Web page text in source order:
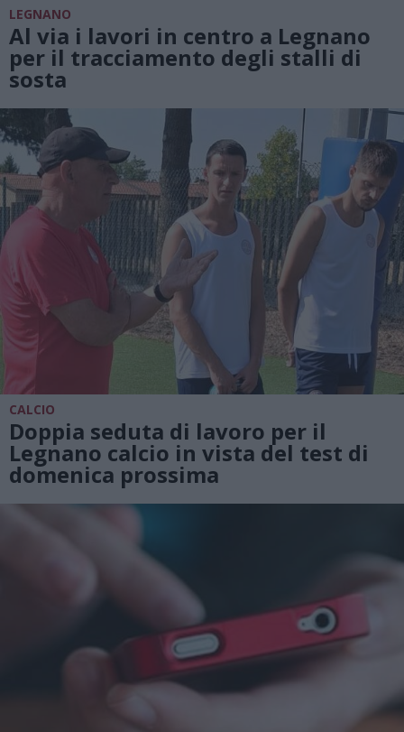
LEGNANO
Al via i lavori in centro a Legnano
per il tracciamento degli stalli di
sosta
CALCIO
Doppia seduta di lavoro per il
Legnano calcio in vista del test di
domenica prossima